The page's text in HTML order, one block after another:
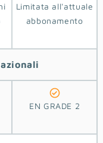
Limitata all'attuale
abbonamento
EN GRADE 2